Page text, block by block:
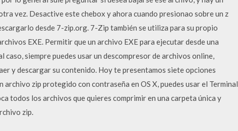
vez. Desactive este chebox y ahora cuando presionao sobre un z
desde 7-zip.org. 7-Zip también se utiliza para su propio
EXE. Permitir que un archivo EXE para ejecutar desde una
siempre puedes usar un descompresor de archivos online,
y descargar su contenido. Hoy te presentamos siete opciones
zip protegido con contraseña en OS X, puedes usar el Terminal
todos los archivos que quieres comprimir en una carpeta única y
zip.